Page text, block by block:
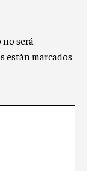
será
están marcados